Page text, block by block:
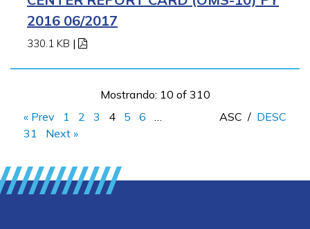
2016 06/2017
330.1 KB |
Mostrando: 10 of 310
« Prev
1 2 3 4 5 6
31
Next »
ASC / DESC